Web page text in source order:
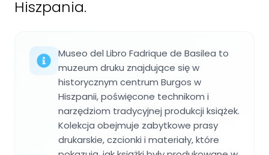
Hiszpania.
Museo del Libro Fadrique de Basilea to
muzeum druku znajdujące się w
historycznym centrum Burgos w
Hiszpanii, poświęcone technikom i
narzędziom tradycyjnej produkcji książek.
Kolekcja obejmuje zabytkowe prasy
drukarskie, czcionki i materiały, które